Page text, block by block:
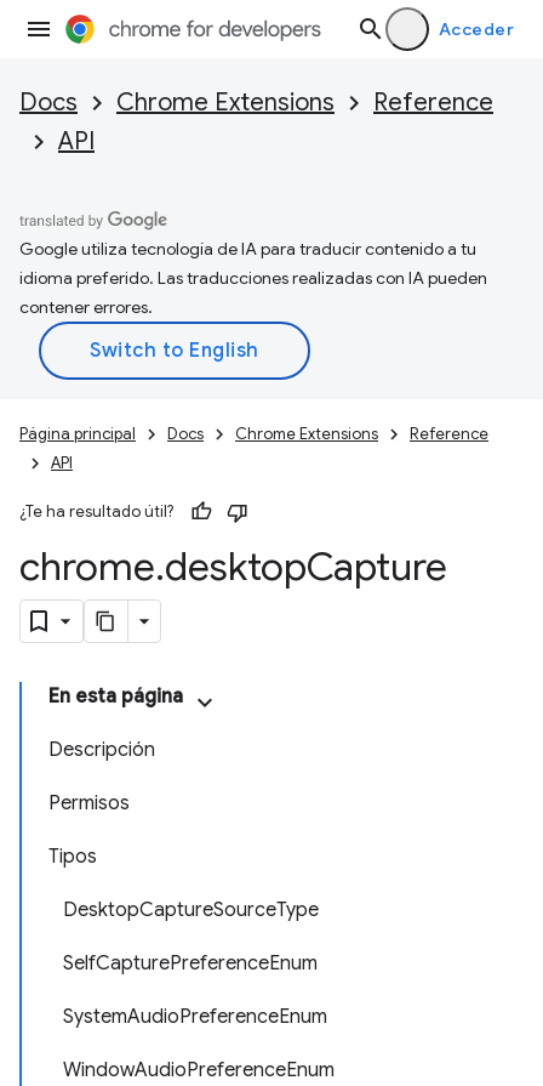
Acceder
Docs Chrome Extensions
Reference
API
Google utiliza tecnología de IA para traducir contenido a tu
idioma preferido. Las traducciones realizadas con IA pueden
contener errores.
Página principal Docs Chrome Extensions
Reference
API
¿Te ha resultado útil?
chrome.desktopCapture
En esta página
Descripción
Permisos
Tipos
DesktopCaptureSourceType
SelfCapturePreferenceEnum
SystemAudioPreferenceEnum
WindowAudioPreferenceEnum